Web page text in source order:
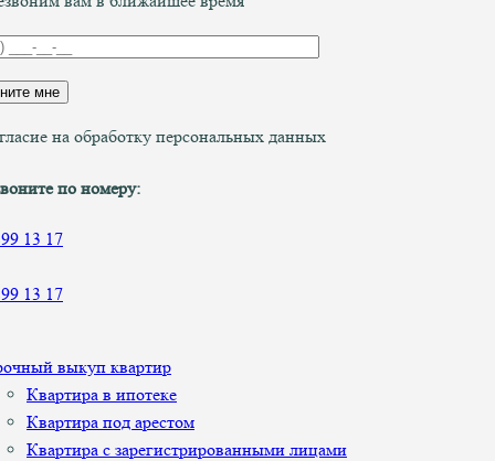
на обработку персональных данных
по номеру:
13 17
13 17
выкуп квартир
Квартира в ипотеке
Квартира под арестом
Квартира с зарегистрированными лицами